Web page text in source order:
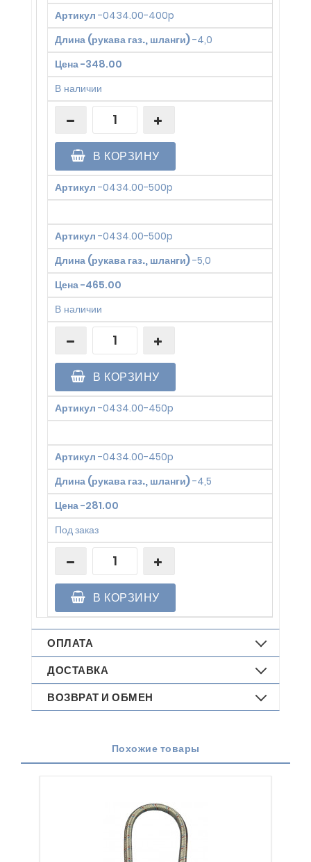
Артикул -0434.00-400p
Длина (рукава газ., шланги)-4,0
Цена-348.00
В наличии
В КОРЗИНУ
Артикул -0434.00-500p
Артикул -0434.00-500p
Длина (рукава газ., шланги)-5,0
Цена-465.00
В наличии
В КОРЗИНУ
Артикул -0434.00-450p
Артикул -0434.00-450p
Длина (рукава газ., шланги)-4,5
Цена-281.00
Под заказ
В КОРЗИНУ
ОПЛАТА
ДОСТАВКА
ВОЗВРАТ И ОБМЕН
Похожие товары